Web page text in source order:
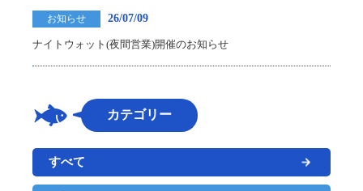
お知らせ 26/07/09
ナイトウォット(夜間営業)開催のお知らせ
カテゴリー
すべて